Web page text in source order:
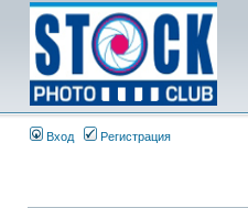
Вход Регистрация